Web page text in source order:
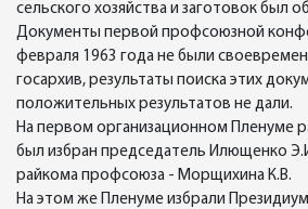
сельского хозяйства и заготовок был
Документы первой профсоюзной
февраля 1963 года не были
госархив, результаты поиска этих
положительных результатов не дали.
На первом организационном Пленуме
был избран председатель Илющенко
райкома профсоюза - Морщихина К.В.
На этом же Пленуме избрали